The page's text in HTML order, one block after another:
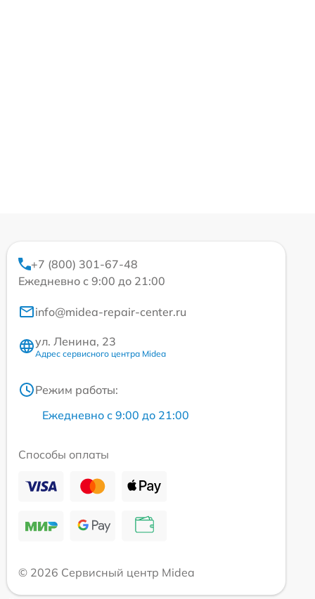
+7 (800) 301-67-48
Ежедневно с 9:00 до 21:00
info@midea-repair-center.ru
ул. Ленина, 23
Адрес сервисного центра Midea
Режим работы:
Ежедневно с 9:00 до 21:00
Способы оплаты
© 2026 Сервисный центр Midea